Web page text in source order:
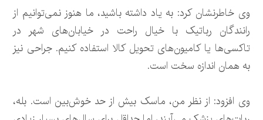
وی خاطرنشان کرد: به یاد داشته باشید، ما هنوز نمی‌توانیم از
رانندگان رباتیک با خیال راحت در خیابان‌های شهر در
تاکسی‌ها یا کامیون‌های تحویل کالا استفاده کنیم. جراحی نیز
به همان اندازه سخت است.
وی افزود: از نظر من، ماسک بیش از حد خوش‌بین است. بله،